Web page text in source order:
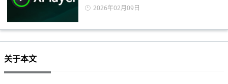
2026年02月09日
关于本文